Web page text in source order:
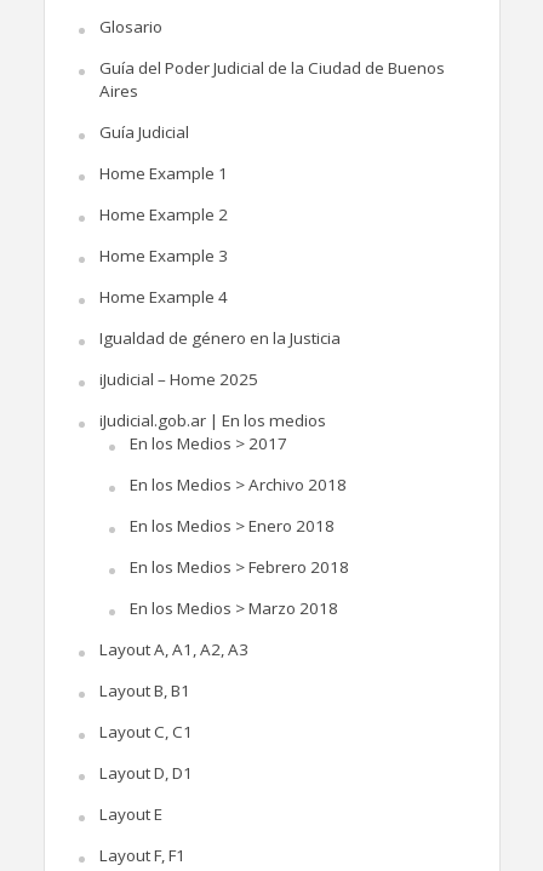
Glosario
Guía del Poder Judicial de la Ciudad de Buenos
Aires
Guía Judicial
Home Example 1
Home Example 2
Home Example 3
Home Example 4
Igualdad de género en la Justicia
iJudicial – Home 2025
iJudicial.gob.ar | En los medios
En los Medios > 2017
En los Medios > Archivo 2018
En los Medios > Enero 2018
En los Medios > Febrero 2018
En los Medios > Marzo 2018
Layout A, A1, A2, A3
Layout B, B1
Layout C, C1
Layout D, D1
Layout E
Layout F, F1